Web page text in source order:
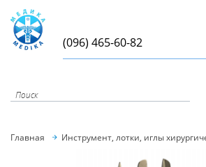
(096) 465-60-82
Главная Инструмент, лотки, иглы